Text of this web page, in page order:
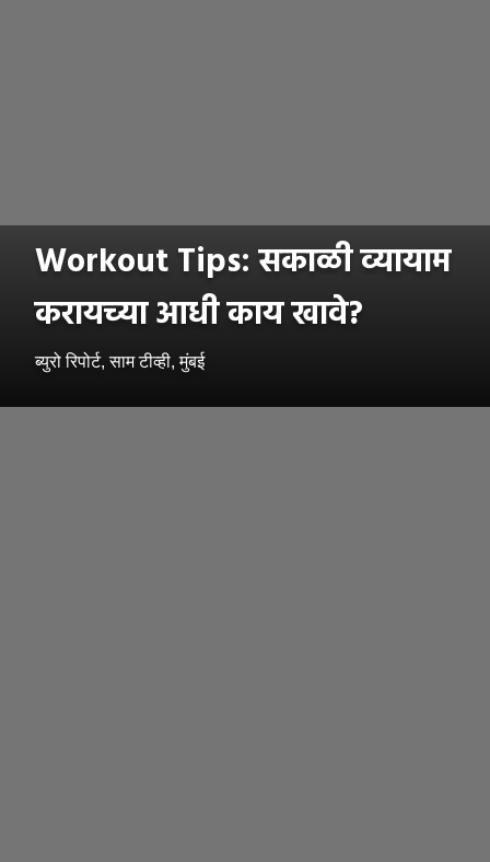
Workout Tips: सकाळी व्यायाम
करायच्या आधी काय खावे?
ब्युरो रिपोर्ट, साम टीव्ही, मुंबई